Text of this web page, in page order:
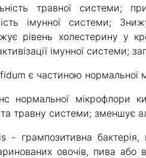
травної системи;
імунної системи;
рівень холестерину у
імунної системи;
є частиною нормальної
нормальної мікрофлори
травну системи; зменшує
- грампозитивна
овочів, пива або